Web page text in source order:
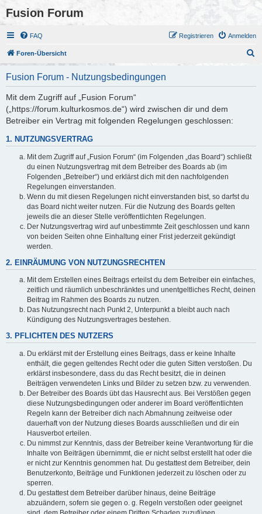
Fusion Forum
FAQ Anmelden
Registrieren
Foren-Übersicht
Fusion Forum - Nutzungsbedingungen
Mit dem Zugriff auf „Fusion Forum“
(„https://forum.kulturkosmos.de“) wird zwischen dir und dem
Betreiber ein Vertrag mit folgenden Regelungen geschlossen:
1. NUTZUNGSVERTRAG
Mit dem Zugriff auf „Fusion Forum“ (im Folgenden „das Board“) schließt
du einen Nutzungsvertrag mit dem Betreiber des Boards ab (im
Folgenden „Betreiber“) und erklärst dich mit den nachfolgenden
Regelungen einverstanden.
Wenn du mit diesen Regelungen nicht einverstanden bist, so darfst du
das Board nicht weiter nutzen. Für die Nutzung des Boards gelten
jeweils die an dieser Stelle veröffentlichten Regelungen.
Der Nutzungsvertrag wird auf unbestimmte Zeit geschlossen und kann
von beiden Seiten ohne Einhaltung einer Frist jederzeit gekündigt
werden.
2. EINRÄUMUNG VON NUTZUNGSRECHTEN
Mit dem Erstellen eines Beitrags erteilst du dem Betreiber ein einfaches,
zeitlich und räumlich unbeschränktes und unentgeltliches Recht, deinen
Beitrag im Rahmen des Boards zu nutzen.
Das Nutzungsrecht nach Punkt 2, Unterpunkt a bleibt auch nach
Kündigung des Nutzungsvertrages bestehen.
3. PFLICHTEN DES NUTZERS
Du erklärst mit der Erstellung eines Beitrags, dass er keine Inhalte
enthält, die gegen geltendes Recht oder die guten Sitten verstoßen. Du
erklärst insbesondere, dass du das Recht besitzt, die in deinen
Beiträgen verwendeten Links und Bilder zu setzen bzw. zu verwenden.
Der Betreiber des Boards übt das Hausrecht aus. Bei Verstößen gegen
diese Nutzungsbedingungen oder anderer im Board veröffentlichten
Regeln kann der Betreiber dich nach Abmahnung zeitweise oder
dauerhaft von der Nutzung dieses Boards ausschließen und dir ein
Hausverbot erteilen.
Du nimmst zur Kenntnis, dass der Betreiber keine Verantwortung für die
Inhalte von Beiträgen übernimmt, die er nicht selbst erstellt hat oder die
er nicht zur Kenntnis genommen hat. Du gestattest dem Betreiber, dein
Benutzerkonto, Beiträge und Funktionen jederzeit zu löschen oder zu
sperren.
Du gestattest dem Betreiber darüber hinaus, deine Beiträge
abzuändern, sofern sie gegen o. g. Regeln verstoßen oder geeignet